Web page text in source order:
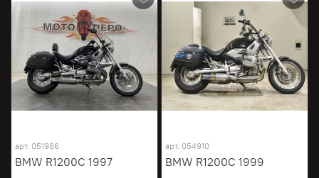
арт. 051986
BMW R1200C 1997
арт. 054910
BMW R1200C 1999